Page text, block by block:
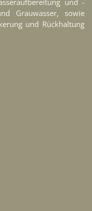
und -
Grauwasser, sowie
und Rückhaltung